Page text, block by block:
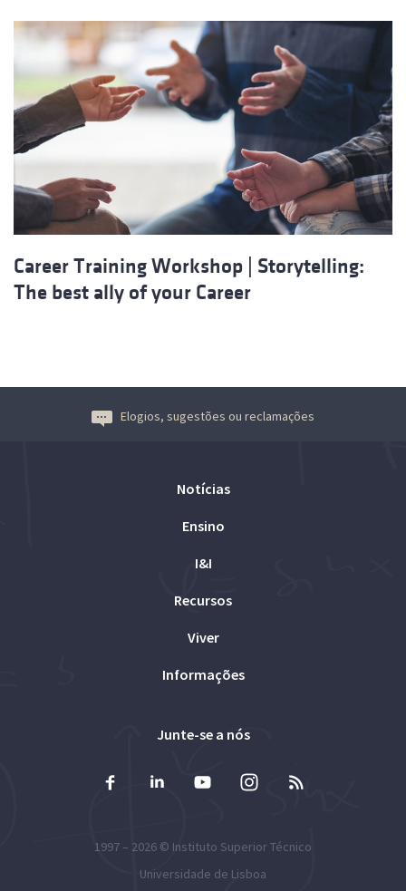
Career Training Workshop | Storytelling:
The best ally of your Career
Elogios, sugestões ou reclamações
Notícias
Ensino
I&I
Recursos
Viver
Informações
Junte-se a nós
1997 – 2026 © Instituto Superior Técnico
Universidade de Lisboa